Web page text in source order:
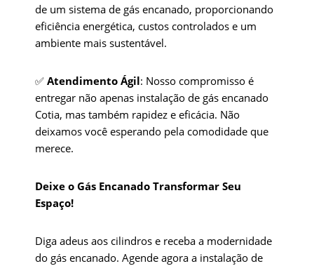
de um sistema de gás encanado, proporcionando
eficiência energética, custos controlados e um
ambiente mais sustentável.
✅ Atendimento Ágil: Nosso compromisso é
entregar não apenas instalação de gás encanado
Cotia, mas também rapidez e eficácia. Não
deixamos você esperando pela comodidade que
merece.
Deixe o Gás Encanado Transformar Seu
Espaço!
Diga adeus aos cilindros e receba a modernidade
do gás encanado. Agende agora a instalação de